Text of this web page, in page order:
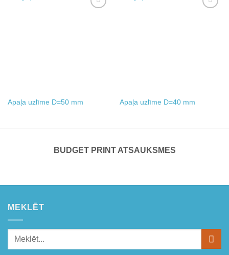
Apaļa uzlīme D=50 mm Apaļa uzlīme D=40 mm
BUDGET PRINT ATSAUKSMES
MEKLĒT